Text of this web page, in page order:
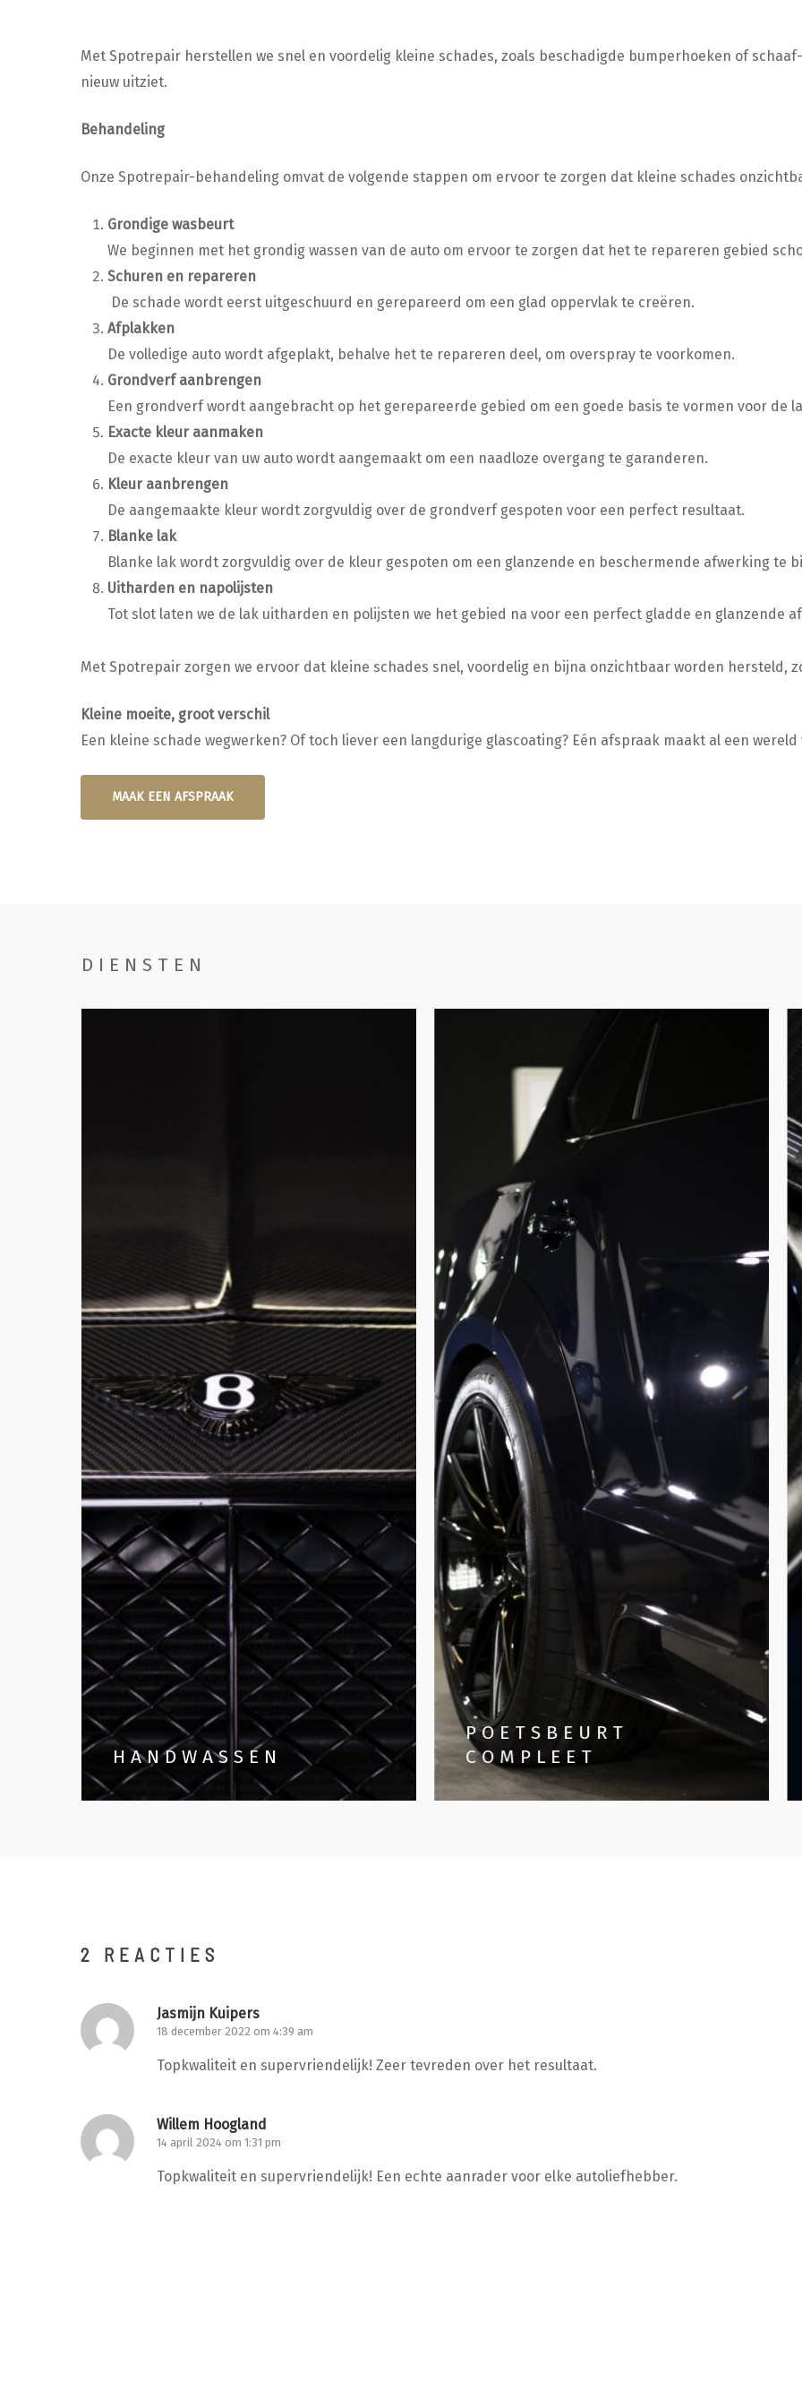
Met Spotrepair herstellen we snel en voordelig kleine schades, zoals beschadigde bumperhoeken of
nieuw uitziet.
Behandeling
Onze Spotrepair-behandeling omvat de volgende stappen om ervoor te zorgen dat kleine schades
Grondige wasbeurt
We beginnen met het grondig wassen van de auto om ervoor te zorgen dat het te repareren gebied
Schuren en repareren
De schade wordt eerst uitgeschuurd en gerepareerd om een glad oppervlak te creëren.
Afplakken
De volledige auto wordt afgeplakt, behalve het te repareren deel, om overspray te voorkomen.
Grondverf aanbrengen
Een grondverf wordt aangebracht op het gerepareerde gebied om een goede basis te vormen voor de
Exacte kleur aanmaken
De exacte kleur van uw auto wordt aangemaakt om een naadloze overgang te garanderen.
Kleur aanbrengen
De aangemaakte kleur wordt zorgvuldig over de grondverf gespoten voor een perfect resultaat.
Blanke lak
Blanke lak wordt zorgvuldig over de kleur gespoten om een glanzende en beschermende afwerking te
Uitharden en napolijsten
Tot slot laten we de lak uitharden en polijsten we het gebied na voor een perfect gladde en glanzende
Met Spotrepair zorgen we ervoor dat kleine schades snel, voordelig en bijna onzichtbaar worden hersteld,
Kleine moeite, groot verschil
Een kleine schade wegwerken? Of toch liever een langdurige glascoating? Eén afspraak maakt al een
MAAK EEN AFSPRAAK
DIENSTEN
HANDWASSEN
POETSBEURT
COMPLEET
2 REACTIES
Jasmijn Kuipers
18 december 2022 om 4:39 am
Topkwaliteit en supervriendelijk! Zeer tevreden over het resultaat.
Willem Hoogland
14 april 2024 om 1:31 pm
Topkwaliteit en supervriendelijk! Een echte aanrader voor elke autoliefhebber.